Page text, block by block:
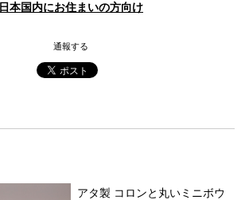
日本国内にお住まいの方向け
通報する
アタ製 コロンと丸いミニボウ